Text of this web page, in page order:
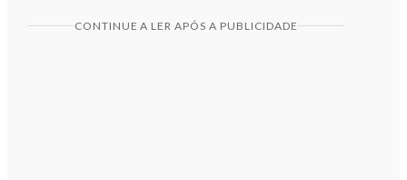
CONTINUE A LER APÓS A PUBLICIDADE